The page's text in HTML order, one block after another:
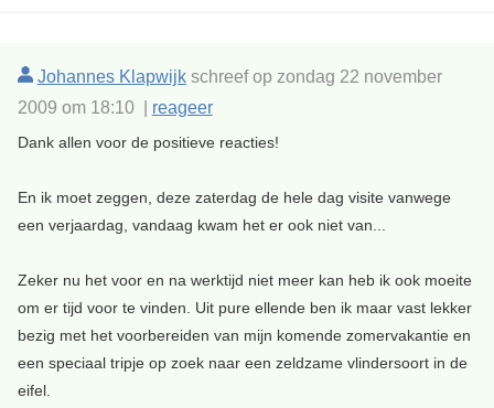
Johannes Klapwijkschreef op zondag 22 november
2009 om 18:10 | reageer
Dank allen voor de positieve reacties!
En ik moet zeggen, deze zaterdag de hele dag visite vanwege
een verjaardag, vandaag kwam het er ook niet van...
Zeker nu het voor en na werktijd niet meer kan heb ik ook moeite
om er tijd voor te vinden. Uit pure ellende ben ik maar vast lekker
bezig met het voorbereiden van mijn komende zomervakantie en
een speciaal tripje op zoek naar een zeldzame vlindersoort in de
eifel.